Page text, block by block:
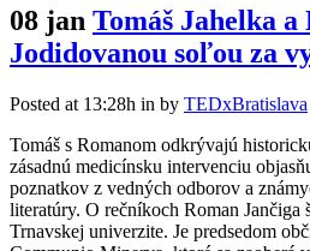
08 jan Tomáš Jahelka a
Jodidovanou soľou za
Posted at 13:28h in by TEDxBratislava
Tomáš s Romanom odkrývajú
zásadnú medicínsku intervenciu
poznatkov z vedných odborov a
literatúry. O rečníkoch Roman Jančiga
Trnavskej univerzite. Je predsedom